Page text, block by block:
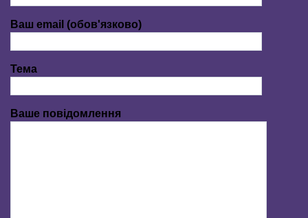
Ваш email (обов'язково)
Тема
Ваше повідомлення